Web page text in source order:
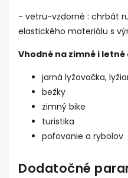
- vetru-vzdorné : chrbát
elastického materiálu s
Vhodné na zimné i
jarná lyžovačka,
bežky
zimný bike
turistika
poľovanie a rybolov
Dodatočné